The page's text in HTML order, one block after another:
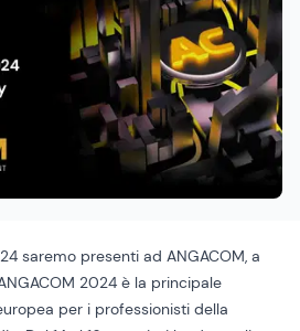
saremo presenti ad ANGACOM, a
2024 è la principale
per i professionisti della